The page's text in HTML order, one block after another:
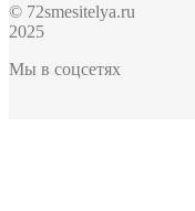
© 72smesitelya.ru
2025
Мы в соцсетях